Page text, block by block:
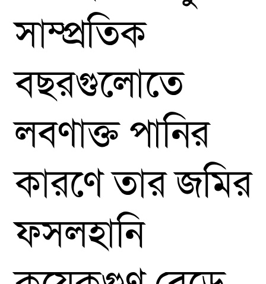
সাম্প্রতিক
বছরগুলোতে
লবণাক্ত পানির
কারণে তার জমির
ফসলহানি